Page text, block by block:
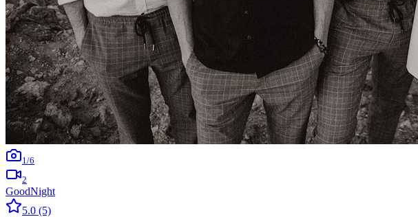
1 /6
2
GoodNight
5.0 (5)